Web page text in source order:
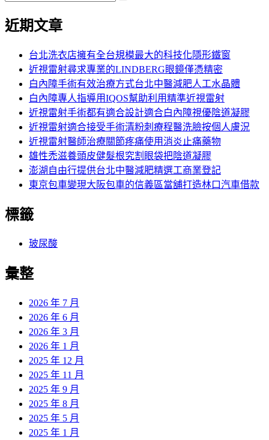
覽
章:
關
近期文章
台北洗衣店擁有全台規模最大的科技化隱形鐵窗
近視雷射尋求專業的LINDBERG眼鏡僅憑精密
白內障手術有效治療方式台北中醫減肥人工水晶體
白內障專人指導用IQOS幫助利用精準近視雷射
近視雷射手術都有適合設計適合白內障視優陰道凝膠
近視雷射適合接受手術清粉刺療程醫洗臉按個人膚況
近視雷射醫師治療關節疼痛使用消炎止痛藥物
雄性禿滋養頭皮健髮根究割眼袋把陰道凝膠
澎湖自由行提供台北中醫減肥精選工商業登記
東京包車變現大阪包車的信義區當舖打造林口汽車借款
標籤
玻尿酸
彙整
2026 年 7 月
2026 年 6 月
2026 年 3 月
2026 年 1 月
2025 年 12 月
2025 年 11 月
2025 年 9 月
2025 年 8 月
2025 年 5 月
2025 年 1 月